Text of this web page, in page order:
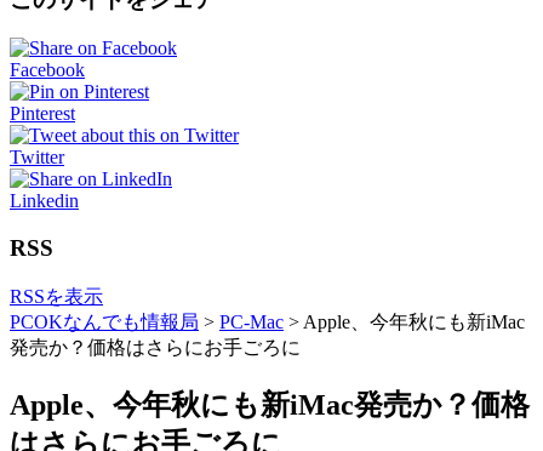
Facebook
Pinterest
Twitter
Linkedin
RSS
RSSを表示
PCOKなんでも情報局 > PC-Mac > Apple、今年秋にも新iMac
発売か？価格はさらにお手ごろに
Apple、今年秋にも新iMac発売か？価格
はさらにお手ごろに